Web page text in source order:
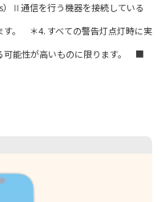
Ⅱ通信を行う機器を接続している
す。 ＊4. すべての警告灯点灯時に実
可能性が高いものに限ります。 ■